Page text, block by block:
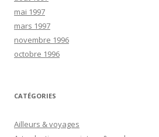
mai 1997
mars 1997
novembre 1996
octobre 1996
CATÉGORIES
Ailleurs & voyages